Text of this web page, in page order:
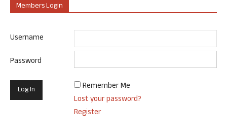
Members Login
Username
Password
Remember Me
Lost your password?
Register